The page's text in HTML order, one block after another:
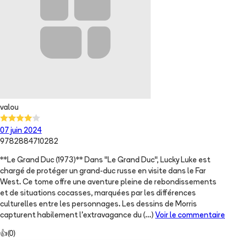
valou
07 juin 2024
9782884710282
**Le Grand Duc (1973)** Dans "Le Grand Duc", Lucky Luke est
chargé de protéger un grand-duc russe en visite dans le Far
West. Ce tome offre une aventure pleine de rebondissements
et de situations cocasses, marquées par les différences
culturelles entre les personnages. Les dessins de Morris
capturent habilement l'extravagance du (...) Voir le commentaire
👍(0)